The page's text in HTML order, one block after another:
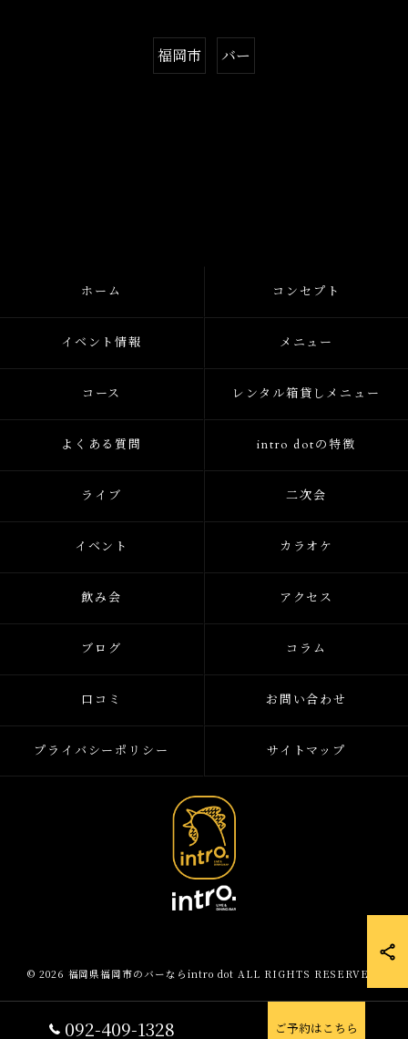
福岡市 バー
092-409-1328 ご予約はこちら
ホーム コンセプト
イベント情報 メニュー
コース レンタル箱貸しメニュー
よくある質問 intro dotの特徴
ライブ 二次会
イベント カラオケ
飲み会 アクセス
ブログ コラム
口コミ お問い合わせ
プライバシーポリシー サイトマップ
© 2026 福岡県福岡市のバーならintro dot ALL RIGHTS RESERVED.